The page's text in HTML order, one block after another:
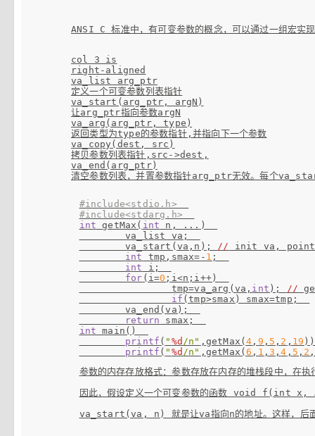
ANSI C 标准中，有可变参数的概念，可以通过一组宏实现
col 3 is
right-aligned
va_list arg_ptr
定义一个可变参数列表指针
va_start(arg_ptr, argN)
让arg_ptr指向参数argN
va_arg(arg_ptr, type)
返回类型为type的参数指针,并指向下一个参数
va_copy(dest, src)
拷贝参数列表指针,src->dest,
va_end(arg_ptr)
#include<stdio.h>
#include<stdarg.h>
int getMax( int n, ...)
        va_list va;
        va_start(va,n);
//
init va,
int
tmp,smax=- 1 ;
int
i;
for (i=0 ;i<n;i++)
                tmp=va_arg(va,
int ); //
if (tmp>smax) smax=tmp;
        va_end(va);
return
int main()
printf ( " %d /n" ,getMax(4 , 9 , 5 , 2 , 19
printf ( " %d /n" ,getMax(6 , 1 , 3 ,4 , 5 , 2 ,
参数的内存存放格式：参数存放在内存的堆栈段中，在
因此，假设定义一个可变参数的函数 void f(int x,
va_start(va, n) 就是让va指向n的地址。这样，后面